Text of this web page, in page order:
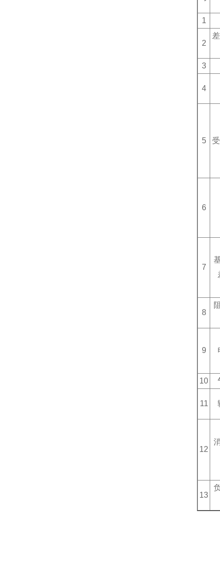
1
2
3
4
5
6
7
8
9
10
11
12
13